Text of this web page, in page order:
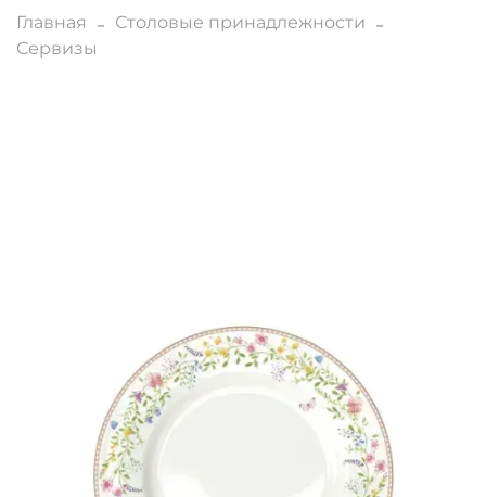
Главная
Столовые принадлежности
Сервизы